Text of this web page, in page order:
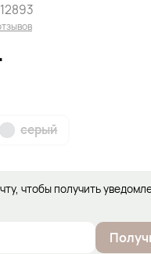
серый
чтобы получить